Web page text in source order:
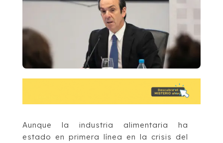
Aunque la industria alimentaria ha
estado en primera línea en la crisis del